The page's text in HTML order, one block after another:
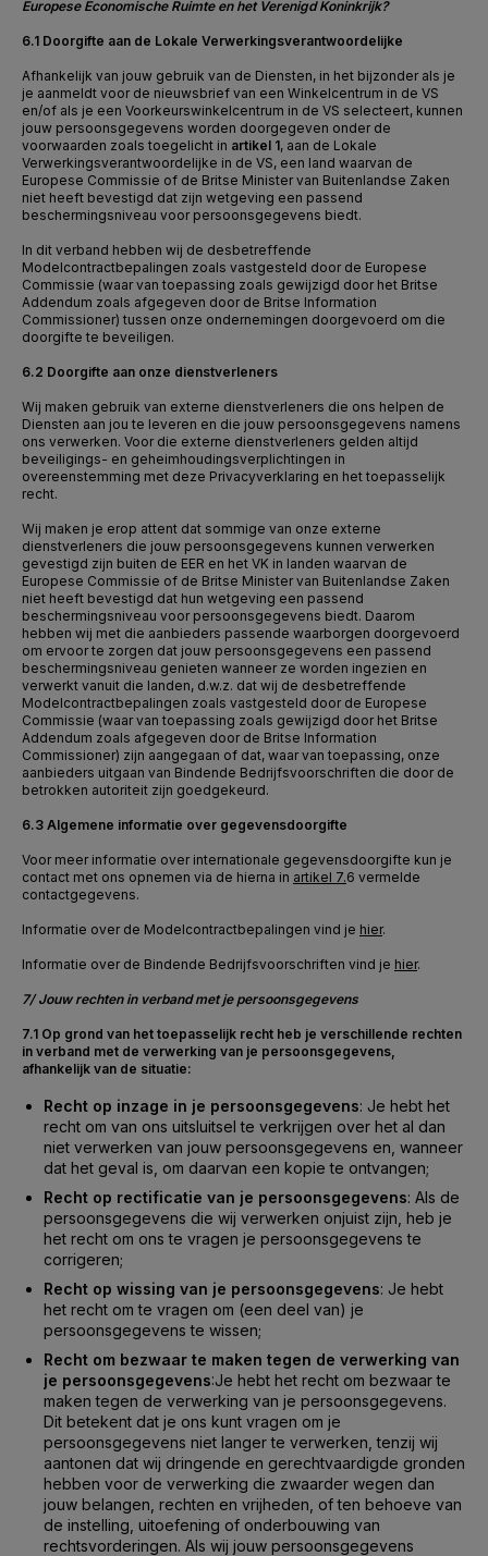
Europese Economische Ruimte en het Verenigd Koninkrijk?
6.1 Doorgifte aan de Lokale Verwerkingsverantwoordelijke
Afhankelijk van jouw gebruik van de Diensten, in het bijzonder als je
je aanmeldt voor de nieuwsbrief van een Winkelcentrum in de VS
en/of als je een Voorkeurswinkelcentrum in de VS selecteert, kunnen
jouw persoonsgegevens worden doorgegeven onder de
voorwaarden zoals toegelicht in artikel 1, aan de Lokale
Verwerkingsverantwoordelijke in de VS, een land waarvan de
Europese Commissie of de Britse Minister van Buitenlandse Zaken
niet heeft bevestigd dat zijn wetgeving een passend
beschermingsniveau voor persoonsgegevens biedt.
In dit verband hebben wij de desbetreffende
Modelcontractbepalingen zoals vastgesteld door de Europese
Commissie (waar van toepassing zoals gewijzigd door het Britse
Addendum zoals afgegeven door de Britse Information
Commissioner) tussen onze ondernemingen doorgevoerd om die
doorgifte te beveiligen.
6.2 Doorgifte aan onze dienstverleners
Wij maken gebruik van externe dienstverleners die ons helpen de
Diensten aan jou te leveren en die jouw persoonsgegevens namens
ons verwerken. Voor die externe dienstverleners gelden altijd
beveiligings- en geheimhoudingsverplichtingen in
overeenstemming met deze Privacyverklaring en het toepasselijk
recht.
Wij maken je erop attent dat sommige van onze externe
dienstverleners die jouw persoonsgegevens kunnen verwerken
gevestigd zijn buiten de EER en het VK in landen waarvan de
Europese Commissie of de Britse Minister van Buitenlandse Zaken
niet heeft bevestigd dat hun wetgeving een passend
beschermingsniveau voor persoonsgegevens biedt. Daarom
hebben wij met die aanbieders passende waarborgen doorgevoerd
om ervoor te zorgen dat jouw persoonsgegevens een passend
beschermingsniveau genieten wanneer ze worden ingezien en
verwerkt vanuit die landen, d.w.z. dat wij de desbetreffende
Modelcontractbepalingen zoals vastgesteld door de Europese
Commissie (waar van toepassing zoals gewijzigd door het Britse
Addendum zoals afgegeven door de Britse Information
Commissioner) zijn aangegaan of dat, waar van toepassing, onze
aanbieders uitgaan van Bindende Bedrijfsvoorschriften die door de
betrokken autoriteit zijn goedgekeurd.
6.3 Algemene informatie over gegevensdoorgifte
Voor meer informatie over internationale gegevensdoorgifte kun je
contact met ons opnemen via de hierna in artikel 7.6 vermelde
contactgegevens.
Informatie over de Modelcontractbepalingen vind je hier.
Informatie over de Bindende Bedrijfsvoorschriften vind je hier.
7/ Jouw rechten in verband met je persoonsgegevens
7.1 Op grond van het toepasselijk recht heb je verschillende rechten
in verband met de verwerking van je persoonsgegevens,
afhankelijk van de situatie:
Recht op inzage in je persoonsgegevens: Je hebt het
recht om van ons uitsluitsel te verkrijgen over het al dan
niet verwerken van jouw persoonsgegevens en, wanneer
dat het geval is, om daarvan een kopie te ontvangen;
Recht op rectificatie van je persoonsgegevens: Als de
persoonsgegevens die wij verwerken onjuist zijn, heb je
het recht om ons te vragen je persoonsgegevens te
corrigeren;
Recht op wissing van je persoonsgegevens: Je hebt
het recht om te vragen om (een deel van) je
persoonsgegevens te wissen;
Recht om bezwaar te maken tegen de verwerking van
je persoonsgegevens:Je hebt het recht om bezwaar te
maken tegen de verwerking van je persoonsgegevens.
Dit betekent dat je ons kunt vragen om je
persoonsgegevens niet langer te verwerken, tenzij wij
aantonen dat wij dringende en gerechtvaardigde gronden
hebben voor de verwerking die zwaarder wegen dan
jouw belangen, rechten en vrijheden, of ten behoeve van
de instelling, uitoefening of onderbouwing van
rechtsvorderingen. Als wij jouw persoonsgegevens